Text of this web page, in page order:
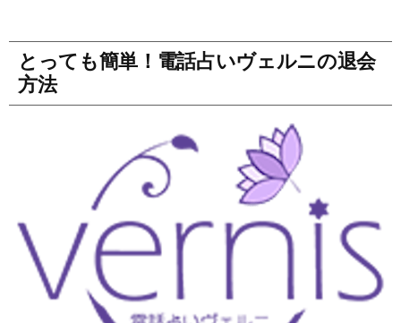
とっても簡単！電話占いヴェルニの退会
方法